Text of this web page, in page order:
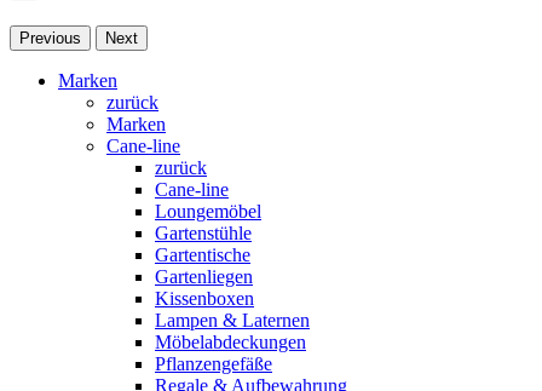
Previous Next
Marken
zurück
Marken
Cane-line
zurück
Cane-line
Loungemöbel
Gartenstühle
Gartentische
Gartenliegen
Kissenboxen
Lampen & Laternen
Möbelabdeckungen
Pflanzengefäße
Regale & Aufbewahrung